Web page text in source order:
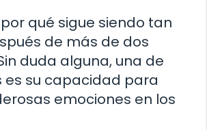
qué sigue siendo tan
de más de dos
duda alguna, una de
es su capacidad para
emociones en los